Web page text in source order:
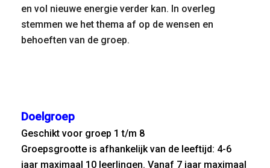
en vol nieuwe energie verder kan. In overleg
stemmen we het thema af op de wensen en
behoeften van de groep.
Doelgroep
Geschikt voor groep 1 t/m 8
Groepsgrootte is afhankelijk van de leeftijd: 4-6
jaar maximaal 10 leerlingen. Vanaf 7 jaar maximaal